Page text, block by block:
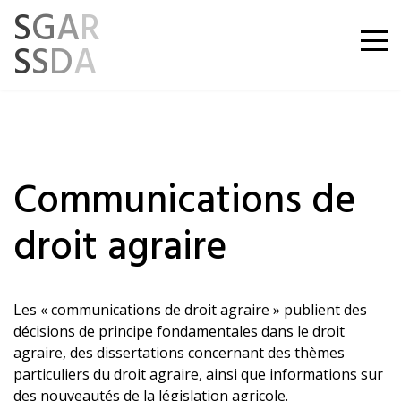
SGAR
SSDA
Communications de
droit agraire
Les « communications de droit agraire » publient des
décisions de principe fondamentales dans le droit
agraire, des dissertations concernant des thèmes
particuliers du droit agraire, ainsi que informations sur
des nouveautés de la législation agricole.